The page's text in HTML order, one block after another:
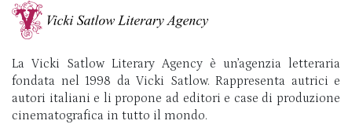
La Vicki Satlow Literary Agency è un’agenzia letteraria
fondata nel 1998 da Vicki Satlow. Rappresenta autrici e
autori italiani e li propone ad editori e case di produzione
cinematografica in tutto il mondo.